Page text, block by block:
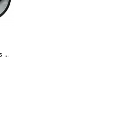
B
Ogey En Aluminium Gris Cranté